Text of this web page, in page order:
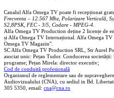
Canalul Alfa Omega TV poate fi recepționat
Frecventa – 12.567 Mhz, Polarizare Verticală,
S2,8PSK, FEC - 3/5, Codare - MPEG-4
Alfa Omega TV Production deține 2 licențe de
și Alfa Omega TV Internațional. Alfa Omega
Omega TV Magazin".
SC Alfa Omega TV Production SRL, Str Aurel
asociat unic: Pețan Tudor. Conducerea
programe; Pețan Mirela: director executiv;
Cod de conduită profesională
Organismul de reglementare sau de
Audiovizualului (CNA), cu sediul in Bd.
305 5350, email: cna@cna.ro